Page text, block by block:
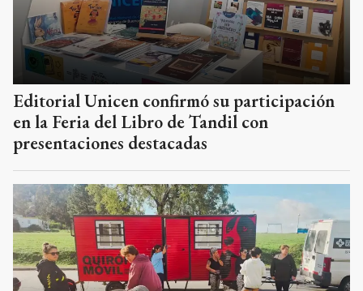
Editorial Unicen confirmó su participación
en la Feria del Libro de Tandil con
presentaciones destacadas